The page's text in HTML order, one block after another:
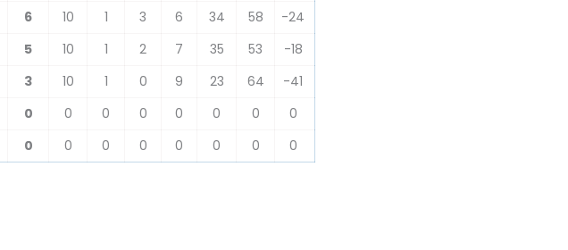
6 10 1 3 6 34 58 -24
5 10 1 2 7 35 53 -18
3 10 1 0 9 23 64 -41
0 0 0 0 0 0 0 0
0 0 0 0 0 0 0 0